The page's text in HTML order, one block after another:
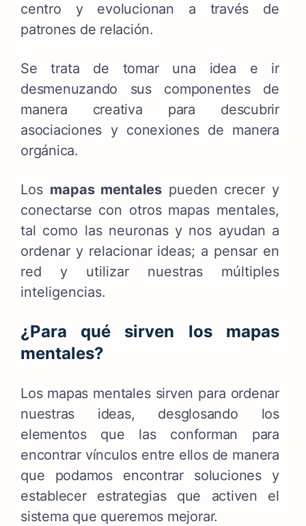
centro y evolucionan a través de
patrones de relación.
Se trata de tomar una idea e ir
desmenuzando sus componentes de
manera creativa para descubrir
asociaciones y conexiones de manera
orgánica.
Los mapas mentales pueden crecer y
conectarse con otros mapas mentales,
tal como las neuronas y nos ayudan a
ordenar y relacionar ideas; a pensar en
red y utilizar nuestras múltiples
inteligencias.
¿Para qué sirven los mapas
mentales?
Los mapas mentales sirven para ordenar
nuestras ideas, desglosando los
elementos que las conforman para
encontrar vínculos entre ellos de manera
que podamos encontrar soluciones y
establecer estrategias que activen el
sistema que queremos mejorar.